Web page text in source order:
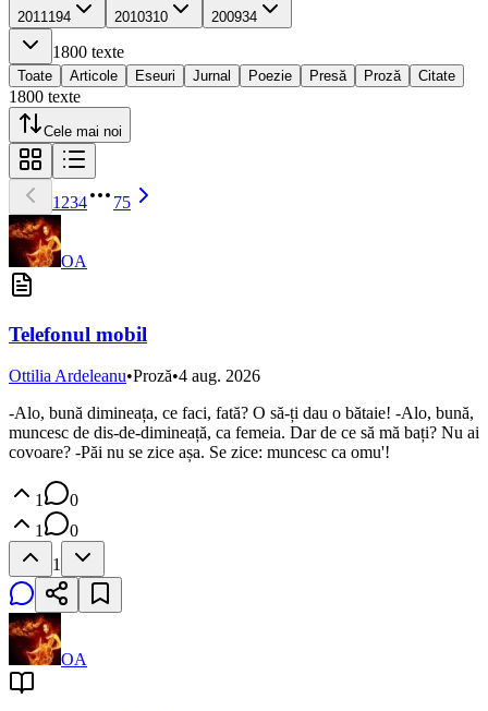
2011 194 2010310 200934
1800 texte
Toate Articole Eseuri Jurnal Poezie Presă Proză Citate
1800 texte
Cele mai noi
1 234 75
OA
Telefonul mobil
Ottilia Ardeleanu•Proză•4 aug. 2026
-Alo, bună dimineața, ce faci, fată? O să-ți dau o bătaie! -Alo, bună,
muncesc de dis-de-dimineață, ca femeia. Dar de ce să mă bați? Nu ai
covoare? -Păi nu se zice așa. Se zice: muncesc ca omu'!
1
0
1
0
1
OA